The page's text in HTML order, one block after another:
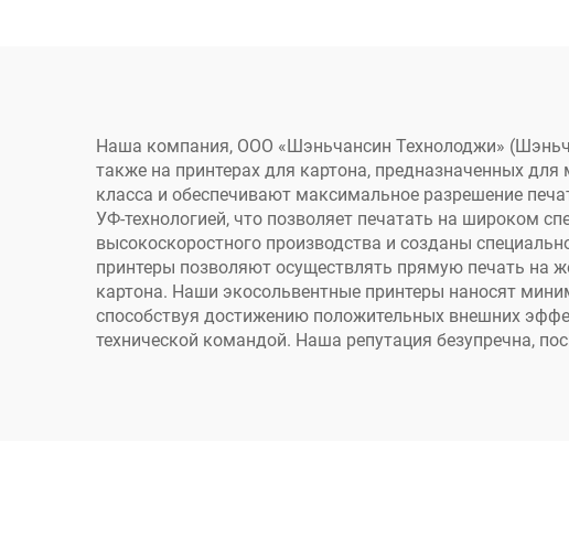
кофейных чашках,
открытках
печать
Наша компания, ООО «Шэньчансин Технолоджи»
также на принтерах для картона, предназначенных
класса и обеспечивают максимальное разрешение
УФ-технологией, что позволяет печатать на широком
высокоскоростного производства и созданы
принтеры позволяют осуществлять прямую печать на
картона. Наши экосольвентные принтеры наносят
способствуя достижению положительных внешних
технической командой. Наша репутация безупречна,